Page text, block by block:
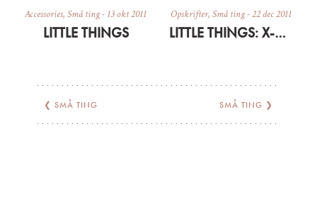
Accessories,Små ting- 13 okt 2011
LITTLE THINGS
Opskrifter,Små ting-22 dec 2011
LITTLE THINGS: X-MAS STYLE
❮ SMÅ TING SMÅ TING ❯